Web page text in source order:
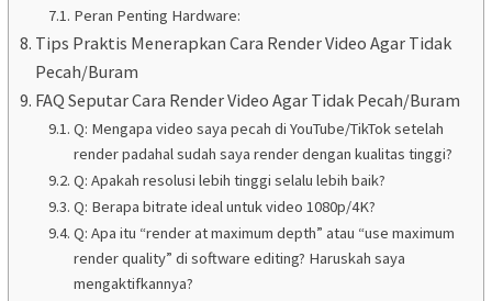
Peran Penting Hardware:
Tips Praktis Menerapkan Cara Render Video Agar Tidak
Pecah/Buram
FAQ Seputar Cara Render Video Agar Tidak Pecah/Buram
Q: Mengapa video saya pecah di YouTube/TikTok setelah
render padahal sudah saya render dengan kualitas tinggi?
Q: Apakah resolusi lebih tinggi selalu lebih baik?
Q: Berapa bitrate ideal untuk video 1080p/4K?
Q: Apa itu “render at maximum depth” atau “use maximum
render quality” di software editing? Haruskah saya
mengaktifkannya?